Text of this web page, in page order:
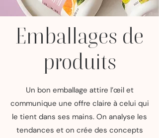
Emballages de
produits
Un bon emballage attire l’œil et
communique une offre claire à celui qui
le tient dans ses mains. On analyse les
tendances et on crée des concepts